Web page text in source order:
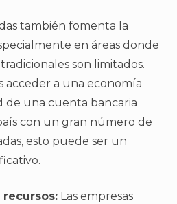
también fomenta la
en áreas donde
son limitados.
acceder a una economía
de una cuenta bancaria
con un gran número de
esto puede ser un
Las empresas